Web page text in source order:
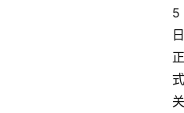
5
日
正
式
关